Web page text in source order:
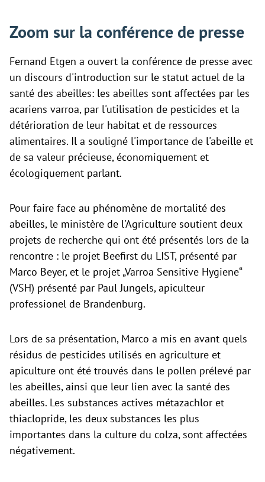
Zoom sur la conférence de presse
Fernand Etgen a ouvert la conférence de presse avec
un discours d'introduction sur le statut actuel de la
santé des abeilles: les abeilles sont affectées par les
acariens varroa, par l'utilisation de pesticides et la
détérioration de leur habitat et de ressources
alimentaires. Il a souligné l'importance de l'abeille et
de sa valeur précieuse, économiquement et
écologiquement parlant.
Pour faire face au phénomène de mortalité des
abeilles, le ministère de l'Agriculture soutient deux
projets de recherche qui ont été présentés lors de la
rencontre : le projet Beefirst du LIST, présenté par
Marco Beyer, et le projet „Varroa Sensitive Hygiene“
(VSH) présenté par Paul Jungels, apiculteur
professionel de Brandenburg.
Lors de sa présentation, Marco a mis en avant quels
résidus de pesticides utilisés en agriculture et
apiculture ont été trouvés dans le pollen prélevé par
les abeilles, ainsi que leur lien avec la santé des
abeilles. Les substances actives métazachlor et
thiaclopride, les deux substances les plus
importantes dans la culture du colza, sont affectées
négativement.